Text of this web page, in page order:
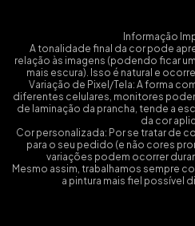
Informação
A tonalidade final da cor pode
relação às imagens (podendo ficar
mais escura). Isso é natural e
Variação de Pixel/Tela: A forma
diferentes celulares, monitores
de laminação da prancha, tende a
da cor
Cor personalizada: Por se tratar de
para o seu pedido (e não cores
variações podem ocorrer
Mesmo assim, trabalhamos sempre
a pintura mais fiel possível